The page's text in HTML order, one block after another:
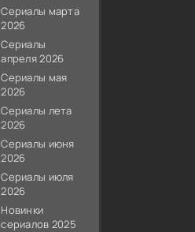
Сериалы марта
2026
Сериалы
апреля 2026
Сериалы мая
2026
Сериалы лета
2026
Сериалы июня
2026
Сериалы июля
2026
Новинки
сериалов 2025